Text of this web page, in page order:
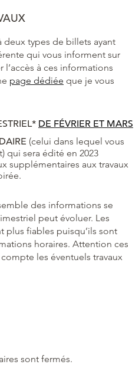
deux types de billets ayant
qui vous informent sur
l’accès à ces informations
page dédiée que je vous
DE FÉVRIER ET MARS
(celui dans lequel vous
qui sera édité en 2023
supplémentaires aux travaux
des informations se
peut évoluer. Les
plus fiables puisqu’ils sont
horaires. Attention ces
les éventuels travaux
sont fermés.